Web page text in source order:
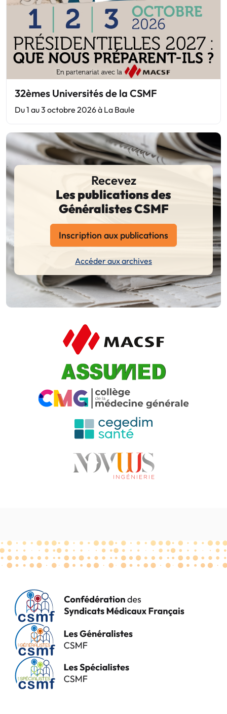
32èmes Universités de la CSMF
Du 1 au 3 octobre 2026 à La Baule
Recevez
Les publications des
Généralistes CSMF
Inscription aux publications
Accéder aux archives